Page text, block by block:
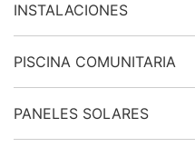
INSTALACIONES
PISCINA COMUNITARIA
PANELES SOLARES